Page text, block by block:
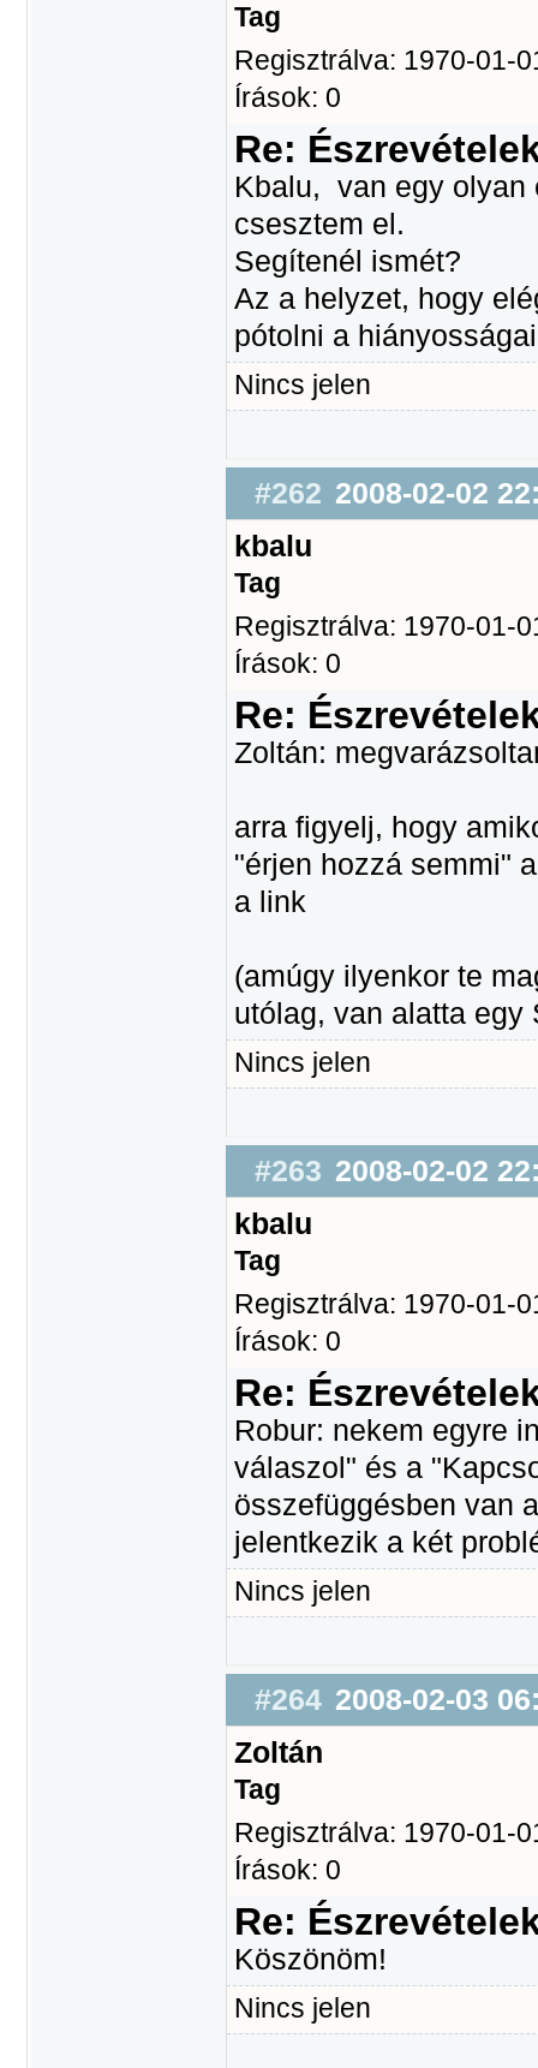
Tag
Regisztrálva: 1970-01-
Írások: 0
Re:
Kbalu, van egy olyan
csesztem el.
Segítenél ismét?
Az a helyzet, hogy
pótolni a
Nincs jelen
#262 2008-02-02
kbalu
Tag
Regisztrálva: 1970-01-
Írások: 0
Re:
Zoltán:
arra figyelj, hogy
"érjen hozzá semmi"
a link
(amúgy ilyenkor te
utólag, van alatta egy
Nincs jelen
#263 2008-02-02
kbalu
Tag
Regisztrálva: 1970-01-
Írások: 0
Re:
Robur: nekem egyre
válaszol" és a
összefüggésben van
jelentkezik a két
Nincs jelen
#264 2008-02-03
Zoltán
Tag
Regisztrálva: 1970-01-
Írások: 0
Re:
Köszönöm!
Nincs jelen